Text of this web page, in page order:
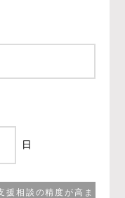
日
援相談の精度が高ま